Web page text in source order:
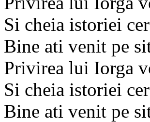
Si cheia istoriei
Bine ati venit pe
Privirea lui Iorga
Si cheia istoriei
Bine ati venit pe